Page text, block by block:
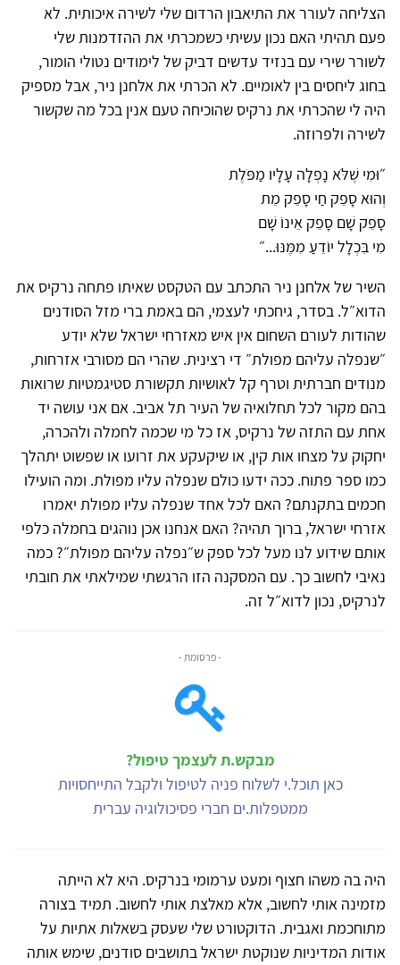
הצליחה לעורר את התיאבון הרדום שלי לשירה איכותית. לא
פעם תהיתי האם נכון עשיתי כשמכרתי את ההזדמנות שלי
לשורר שירי עם בנזיד עדשים דביק של לימודים נטולי הומור,
בחוג ליחסים בין לאומיים. לא הכרתי את אלחנן ניר, אבל מספיק
היה לי שהכרתי את נרקיס שהוכיחה טעם אנין בכל מה שקשור
לשירה ולפרוזה.
״וּמִי שֶׁלֹּא נָפְלָה עָלָיו מַפֹּלֶת
וְהוּא סָפֵק חַי סָפֵק מֵת
סָפֵק שָׁם סָפֵק אֵינוֹ שָׁם
מִי בִּכְלָל יוֹדֵעַ מִמֶּנּוּ...״
השיר של אלחנן ניר התכתב עם הטקסט שאיתו פתחה נרקיס את
הדוא״ל. בסדר, גיחכתי לעצמי, הם באמת ברי מזל הסודנים
שהודות לעורם השחום אין איש מאזרחי ישראל שלא יודע
״שנפלה עליהם מפולת״ די רצינית. שהרי הם מסורבי אזרחות,
מנודים חברתית וטרף קל לאושיות תקשורת סטיגמטיות שרואות
בהם מקור לכל תחלואיה של העיר תל אביב. אם אני עושה יד
אחת עם התזה של נרקיס, אז כל מי שכמה לחמלה ולהכרה,
יחקוק על מצחו אות קין, או שיקעקע את זרועו או שפשוט יתהלך
כמו ספר פתוח. ככה ידעו כולם שנפלה עליו מפולת. ומה הועילו
חכמים בתקנתם? האם לכל אחד שנפלה עליו מפולת יאמרו
אזרחי ישראל, ברוך תהיה? האם אנחנו אכן נוהגים בחמלה כלפי
אותם שידוע לנו מעל לכל ספק ש״נפלה עליהם מפולת״? כמה
נאיבי לחשוב כך. עם המסקנה הזו הרגשתי שמילאתי את חובתי
לנרקיס, נכון לדוא״ל זה.
- פרסומת -
מבקש.ת לעצמך טיפול?
כאן תוכל.י לשלוח פניה לטיפול ולקבל התייחסויות
ממטפלות.ים חברי פסיכולוגיה עברית
היה בה משהו חצוף ומעט ערמומי בנרקיס. היא לא הייתה
מזמינה אותי לחשוב, אלא מאלצת אותי לחשוב. תמיד בצורה
מתוחכמת ואגבית. הדוקטורט שלי שעסק בשאלות אתיות על
אודות המדיניות שנוקטת ישראל בתושבים סודנים, שימש אותה